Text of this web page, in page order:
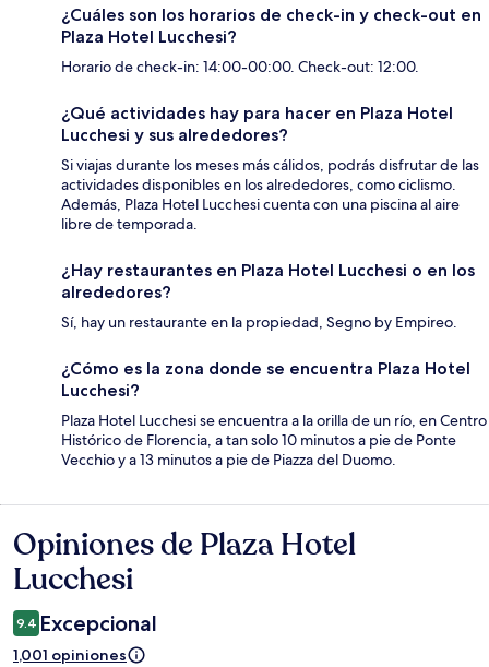
¿Cuáles son los horarios de check-in y check-out en
Plaza Hotel Lucchesi?
Horario de check-in: 14:00-00:00. Check-out: 12:00.
¿Qué actividades hay para hacer en Plaza Hotel
Lucchesi y sus alrededores?
Si viajas durante los meses más cálidos, podrás disfrutar de las
actividades disponibles en los alrededores, como ciclismo.
Además, Plaza Hotel Lucchesi cuenta con una piscina al aire
libre de temporada.
¿Hay restaurantes en Plaza Hotel Lucchesi o en los
alrededores?
Sí, hay un restaurante en la propiedad, Segno by Empireo.
¿Cómo es la zona donde se encuentra Plaza Hotel
Lucchesi?
Plaza Hotel Lucchesi se encuentra a la orilla de un río, en Centro
Histórico de Florencia, a tan solo 10 minutos a pie de Ponte
Vecchio y a 13 minutos a pie de Piazza del Duomo.
Opiniones
Opiniones de Plaza Hotel
Lucchesi
9.4 Excepcional
1,001 opiniones